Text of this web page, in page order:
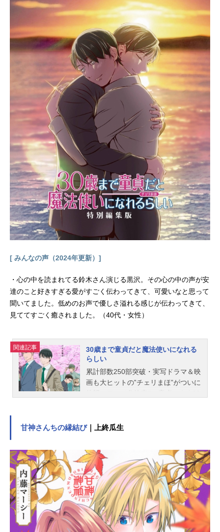
の炎を宿した青年は人畜無害な人間
をやめ、心の奥底に隠していた本性
を明かしていく……「はじめよう
か、生存競争を」作品名ハズレ枠の
【状態異常スキル】で最強になった
俺がすべてを蹂躙するまで放送形態T
Vアニメスケジュール2024年7月4日
（木）〜2024年9月26日（木）TBS
ほか話数全12話キャスト三森灯河：
鈴木崚汰セラス・アシュレイン：宮
下早紀ピギ丸：津久井彩文イヴ・ス
ピード：上田瞳リズベット：和多田
美咲ヴィシス：小清水亜美ニャンタ
ン・キキーパット：汐入あすか十河
綾香：奈波果林桐原拓斗：水中雅章
小山田翔吾役：KENN鹿島小鳩役：長
縄まりあ戦場浅葱役：平山笑美安智
弘：山下大輝高雄聖役：早見沙織高
雄樹：前田佳織里シビト・ガートラ
ンド：諏訪部順一スタッフ原作：篠
崎芳(オーバーラップ文庫刊)キャラ
[ みんなの声（2024年更新）]
・心の中を読まれてる鈴木さん演じる黒沢。その心の中の声が安
達のこと好きすぎる愛がすごく伝わってきて、可愛いなと思って
聞いてました。低めのお声で優しさ溢れる感じが伝わってきて、
見ててすごく癒されました。（40代・女性）
関連記事
30歳まで童貞だと魔法使いになれる
らしい
累計部数250部突破・実写ドラマ＆映
画も大ヒットの‟チェリまほ”がついに
になってしまった。地味な魔法の力
期・黒沢の心を読んでしまう。黒沢
の心の中は、なんと安達への恋心で
いっぱいで――!? ちょっと不思議
な魔法の力が巻き起こす、“爽やかイ
ケメン”から“30歳拗らせ童貞”へのダ
ダ漏れ好意200％ラブコメディ、開
幕！作品名30歳まで童貞だと魔法使
甘神さんちの縁結び｜上終瓜生